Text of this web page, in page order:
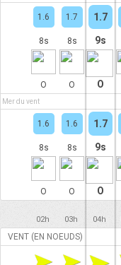
1.6 1.7 1.7
8s 8s 9s
O O O
Mer du vent
1.6 1.6 1.7
8s 8s 9s
O O O
02h 03h 04h
VENT (EN NOEUDS)